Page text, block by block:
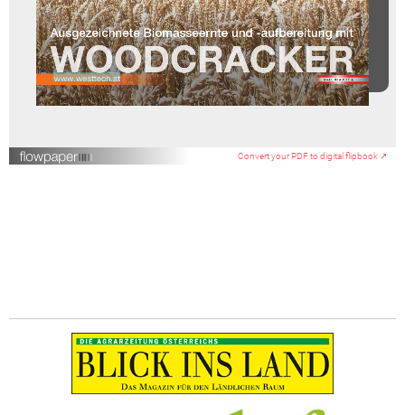
Convert your PDF to digital flipbook ↗